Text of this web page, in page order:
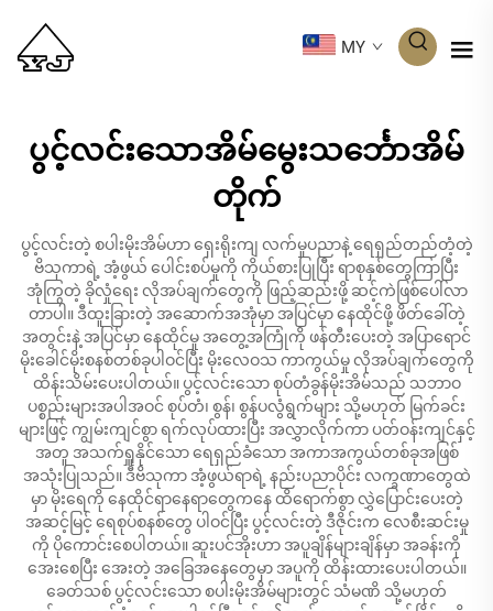
MY
ပွင့်လင်းသောအိမ်မွေးသင်္ဘောအိမ်
တိုက်
ပွင့်လင်းတဲ့ စပါးမိုးအိမ်ဟာ ရှေးရိုးကျ လက်မှုပညာနဲ့ ရေရှည်တည်တံ့တဲ့
ဗိသုကာရဲ့ အံ့ဖွယ် ပေါင်းစပ်မှုကို ကိုယ်စားပြုပြီး ရာစုနှစ်တွေကြာပြီး
အုံကြွတဲ့ ခိုလှုံရေး လိုအပ်ချက်တွေကို ဖြည့်ဆည်းဖို့ ဆင့်ကဲဖြစ်ပေါ်လာ
တာပါ။ ဒီထူးခြားတဲ့ အဆောက်အအုံမှာ အပြင်မှာ နေထိုင်ဖို့ ဖိတ်ခေါ်တဲ့
အတွင်းနဲ့ အပြင်မှာ နေထိုင်မှု အတွေ့အကြုံကို ဖန်တီးပေးတဲ့ အပြာရောင်
မိုးခေါင်မိုးစနစ်တစ်ခုပါဝင်ပြီး မိုးလေဝသ ကာကွယ်မှု လိုအပ်ချက်တွေကို
ထိန်းသိမ်းပေးပါတယ်။ ပွင့်လင်းသော စုပ်တံခွန်မိုးအိမ်သည် သဘာဝ
ပစ္စည်းများအပါအဝင် စုပ်တံ၊ စွန်၊ စွန်ပလွံရွက်များ သို့မဟုတ် မြက်ခင်း
များဖြင့် ကျွမ်းကျင်စွာ ရက်လုပ်ထားပြီး အလွှာလိုက်ကာ ပတ်ဝန်းကျင်နှင့်
အတူ အသက်ရှူနိုင်သော ရေရှည်ခံသော အကာအကွယ်တစ်ခုအဖြစ်
အသုံးပြုသည်။ ဒီဗိသုကာ အံ့ဖွယ်ရာရဲ့ နည်းပညာပိုင်း လက္ခဏာတွေထဲ
မှာ မိုးရေကို နေထိုင်ရာနေရာတွေကနေ ထိရောက်စွာ လွှဲပြောင်းပေးတဲ့
အဆင့်မြင့် ရေစုပ်စနစ်တွေ ပါဝင်ပြီး ပွင့်လင်းတဲ့ ဒီဇိုင်းက လေစီးဆင်းမှု
ကို ပိုကောင်းစေပါတယ်။ ဆူးပင်အိုးဟာ အပူချိန်များချိန်မှာ အခန်းကို
အေးစေပြီး အေးတဲ့ အခြေအနေတွေမှာ အပူကို ထိန်းထားပေးပါတယ်။
ခေတ်သစ် ပွင့်လင်းသော စပါးမိုးအိမ်များတွင် သံမဏိ သို့မဟုတ်